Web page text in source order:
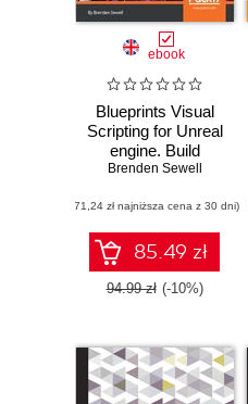
ebook
Blueprints Visual
Scripting for Unreal
engine. Build
professional 3D
Engine 4's Visual
Scripting system
Brenden Sewell
(71,24 zł najniższa cena z 30 dni)
85.49 zł
94.99 zł (-10%)